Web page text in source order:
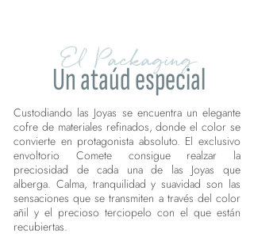
El Packaging
Un ataúd especial
Custodiando las Joyas se encuentra un elegante
cofre de materiales refinados, donde el color se
convierte en protagonista absoluto. El exclusivo
envoltorio Comete consigue realzar la
preciosidad de cada una de las Joyas que
alberga. Calma, tranquilidad y suavidad son las
sensaciones que se transmiten a través del color
añil y el precioso terciopelo con el que están
recubiertas.